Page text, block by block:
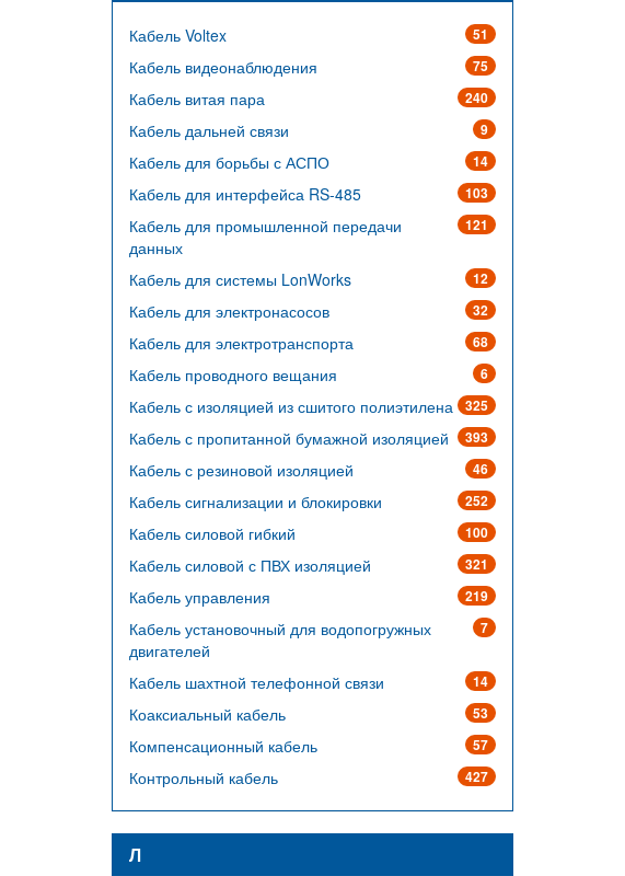
51
Кабель Voltex
75
Кабель видеонаблюдения
240
Кабель витая пара
9
Кабель дальней связи
14
Кабель для борьбы с АСПО
103
Кабель для интерфейса RS-485
121
Кабель для промышленной передачи
данных
12
Кабель для системы LonWorks
32
Кабель для электронасосов
68
Кабель для электротранспорта
6
Кабель проводного вещания
325
Кабель с изоляцией из сшитого полиэтилена
393
Кабель с пропитанной бумажной изоляцией
46
Кабель с резиновой изоляцией
252
Кабель сигнализации и блокировки
100
Кабель силовой гибкий
321
Кабель силовой с ПВХ изоляцией
219
Кабель управления
7
Кабель установочный для водопогружных
двигателей
14
Кабель шахтной телефонной связи
53
Коаксиальный кабель
57
Компенсационный кабель
427
Контрольный кабель
Л